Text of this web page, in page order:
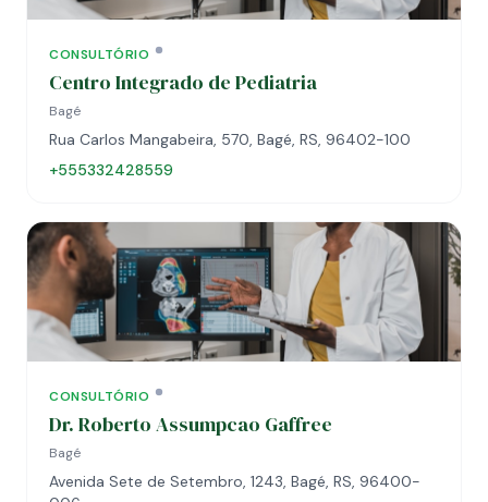
CONSULTÓRIO
Centro Integrado de Pediatria
Bagé
Rua Carlos Mangabeira, 570, Bagé, RS, 96402-100
+555332428559
CONSULTÓRIO
Dr. Roberto Assumpcao Gaffree
Bagé
Avenida Sete de Setembro, 1243, Bagé, RS, 96400-